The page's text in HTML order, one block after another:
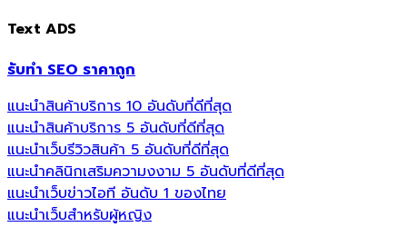
Text ADS
รับทำ SEO ราคาถูก
แนะนำสินค้าบริการ 10 อันดับที่ดีที่สุด
แนะนำสินค้าบริการ 5 อันดับที่ดีที่สุด
แนะนำเว็บรีวิวสินค้า 5 อันดับที่ดีที่สุด
แนะนำคลินิกเสริมความงงาม 5 อันดับที่ดีที่สุด
แนะนำเว็บข่าวไอที อันดับ 1 ของไทย
แนะนำเว็บสำหรับผู้หญิง